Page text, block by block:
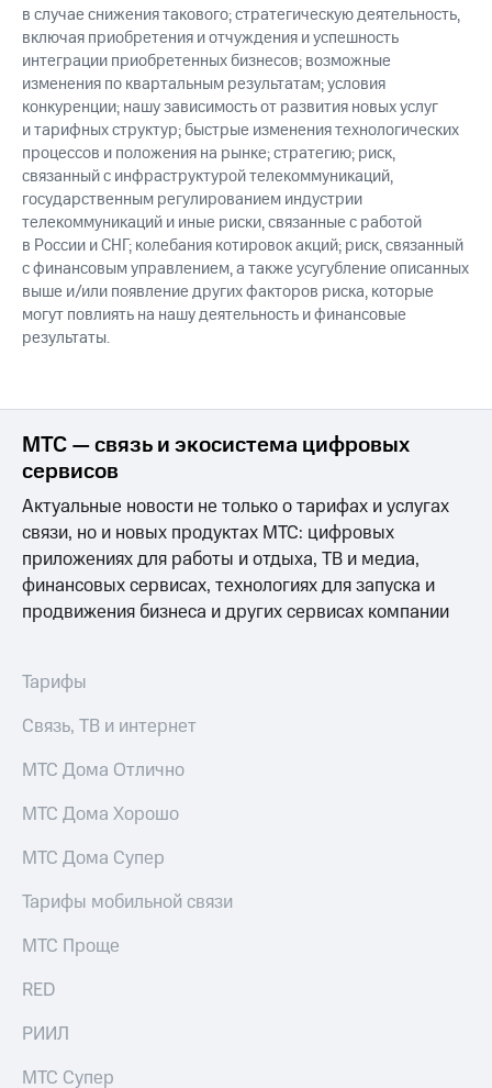
в случае снижения такового; стратегическую деятельность,
включая приобретения и отчуждения и успешность
интеграции приобретенных бизнесов; возможные
изменения по квартальным результатам; условия
конкуренции; нашу зависимость от развития новых услуг
и тарифных структур; быстрые изменения технологических
процессов и положения на рынке; стратегию; риск,
связанный с инфраструктурой телекоммуникаций,
государственным регулированием индустрии
телекоммуникаций и иные риски, связанные с работой
в России и СНГ; колебания котировок акций; риск, связанный
с финансовым управлением, а также усугубление описанных
выше и/или появление других факторов риска, которые
могут повлиять на нашу деятельность и финансовые
результаты.
МТС — связь и экосистема цифровых
сервисов
Актуальные новости не только о тарифах и услугах
связи, но и новых продуктах МТС: цифровых
приложениях для работы и отдыха, ТВ и медиа,
финансовых сервисах, технологиях для запуска и
продвижения бизнеса и других сервисах компании
Тарифы
Связь, ТВ и интернет
МТС Дома Отлично
МТС Дома Хорошо
МТС Дома Супер
Тарифы мобильной связи
МТС Проще
RED
РИИЛ
МТС Супер